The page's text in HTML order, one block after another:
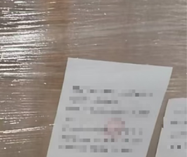
時間向MSC訂艙，並積極向船公司申請保艙和提前
放箱，最大程度縮減起運港的準備時間，確保準時
開航。 備妥預案，防範艙位風險 在操作MSC訂艙
同時，瑞爾提前準備了其他船公司的預付價格、船
期及艙位情況作為備用方案，防範